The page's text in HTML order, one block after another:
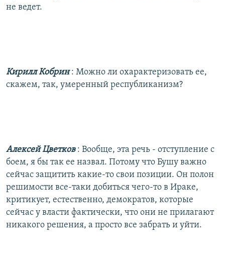
не ведет.
Кирилл Кобрин: Можно ли охарактеризовать ее,
скажем, так, умеренный республиканизм?
Алексей Цветков : Вообще, эта речь - отступление с
боем, я бы так ее назвал. Потому что Бушу важно
сейчас защитить какие-то свои позиции. Он полон
решимости все-таки добиться чего-то в Ираке,
критикует, естественно, демократов, которые
сейчас у власти фактически, что они не прилагают
никакого решения, а просто все забрать и уйти.